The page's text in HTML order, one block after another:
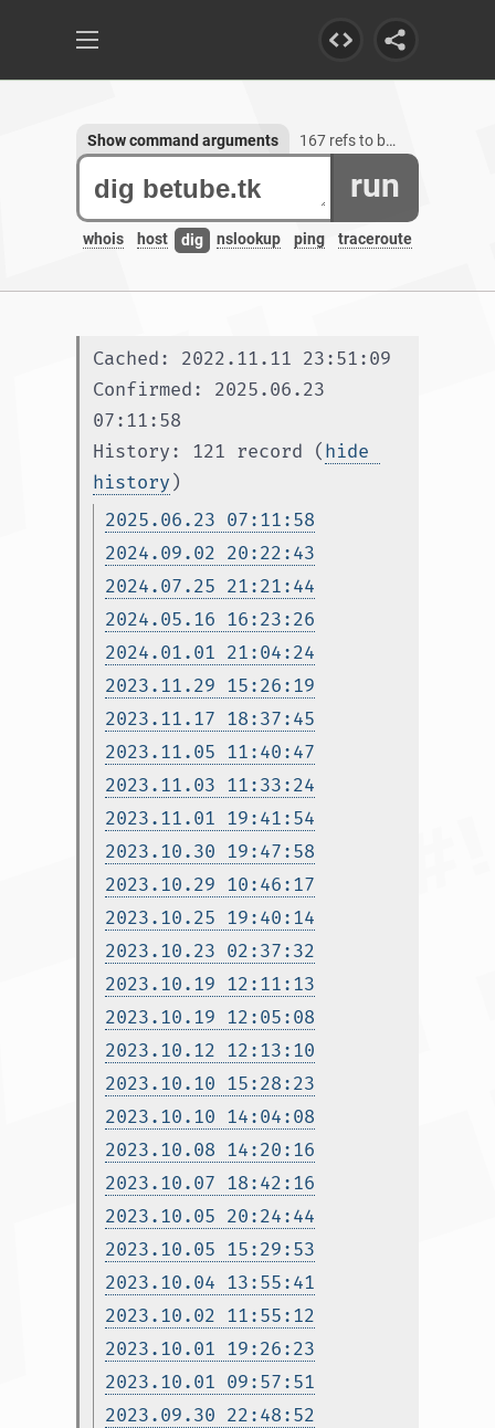
run
whois host dig nslookup ping traceroute
Show command arguments 167 refs to betube.tk, 1 subdomain
Cached: 2022.11.11 23:51:09
Confirmed: 2025.06.23
07:11:58
History: 121 record (hide
history )
2025.06.23 07:11:58
2024.09.02 20:22:43
2024.07.25 21:21:44
2024.05.16 16:23:26
2024.01.01 21:04:24
2023.11.29 15:26:19
2023.11.17 18:37:45
2023.11.05 11:40:47
2023.11.03 11:33:24
2023.11.01 19:41:54
2023.10.30 19:47:58
2023.10.29 10:46:17
2023.10.25 19:40:14
2023.10.23 02:37:32
2023.10.19 12:11:13
2023.10.19 12:05:08
2023.10.12 12:13:10
2023.10.10 15:28:23
2023.10.10 14:04:08
2023.10.08 14:20:16
2023.10.07 18:42:16
2023.10.05 20:24:44
2023.10.05 15:29:53
2023.10.04 13:55:41
2023.10.02 11:55:12
2023.10.01 19:26:23
2023.10.01 09:57:51
2023.09.30 22:48:52